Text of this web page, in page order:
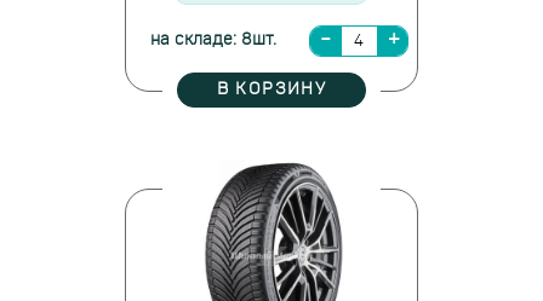
на складе: 8шт.
В КОРЗИНУ